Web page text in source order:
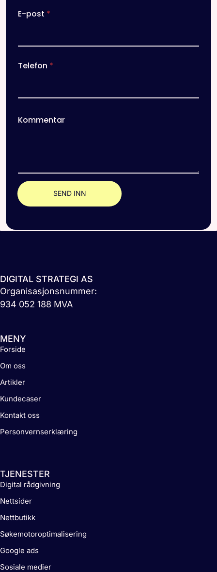
E-post *
Telefon *
Kommentar
SEND INN
DIGITAL STRATEGI AS
Organisasjonsnummer:
934 052 188 MVA
MENY
Forside
Om oss
Artikler
Kundecaser
Kontakt oss
Personvernserklæring
TJENESTER
Digital rådgivning
Nettsider
Nettbutikk
Søkemotoroptimalisering
Google ads
Sosiale medier